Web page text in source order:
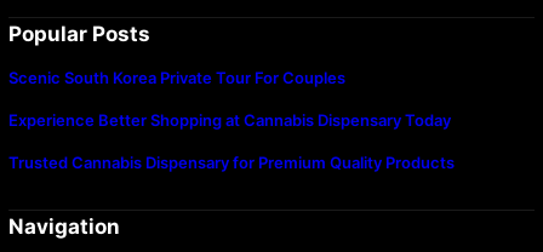
Popular Posts
Scenic South Korea Private Tour For Couples
Experience Better Shopping at Cannabis Dispensary Today
Trusted Cannabis Dispensary for Premium Quality Products
Navigation